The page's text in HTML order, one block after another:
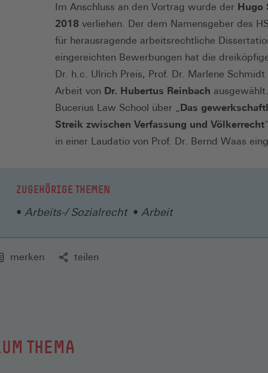
Im Anschluss an den Vortrag wurde der Hugo
2018 verliehen. Der dem Namensgeber des
für herausragende arbeitsrechtliche
eingereichten Bewerbungen hat die
Dr. h.c. Ulrich Preis, Prof. Dr. Marlene
Arbeit von Dr. Hubertus Reinbach
Bucerius Law School über „ Das
Streik zwischen Verfassung und Völkerrecht
in einer Laudatio von Prof. Dr. Bernd Waas
ZUGEHÖRIGE THEMEN
Arbeits-/ Sozialrecht Arbeit
merken teilen
THEMA